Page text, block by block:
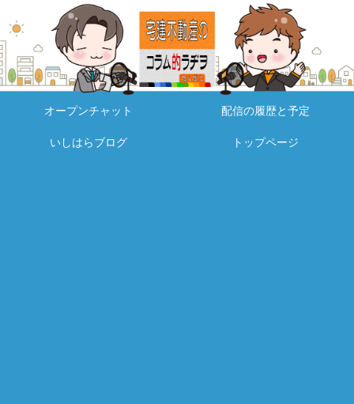
オープンチャット 配信の履歴と予定
いしはらブログ トップページ